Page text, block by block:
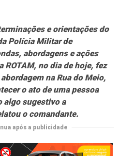
e orientações do
Polícia Militar de
abordagens e ações
ROTAM, no dia de hoje, fez
na Rua do Meio,
o ato de uma pessoa
algo sugestivo a
o comandante.
após a publicidade